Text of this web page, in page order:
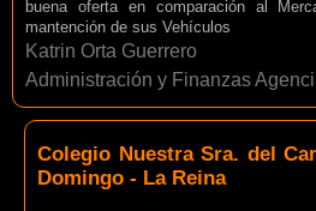
buena oferta en comparación al
mantención de sus Vehículos
Katrin Orta Guerrero
Administración y Finanzas
Colegio Nuestra Sra. del
Domingo - La Reina